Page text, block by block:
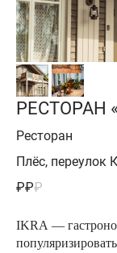
РЕСТОРАН
Ресторан
Плёс, переулок
₽₽₽
IKRA —